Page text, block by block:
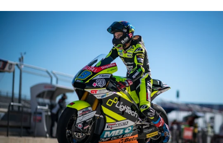
※ お支払期限はご注文日より7日以内とさせて頂いてお
り、万が一過ぎてしまった場合はご注文をキャンセルさ
※ 振込手数料はご負担ください。